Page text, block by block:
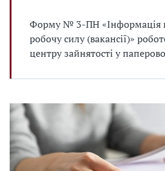
Форму № 3-ПН «Інформація
робочу силу (вакансії)»
центру зайнятості у